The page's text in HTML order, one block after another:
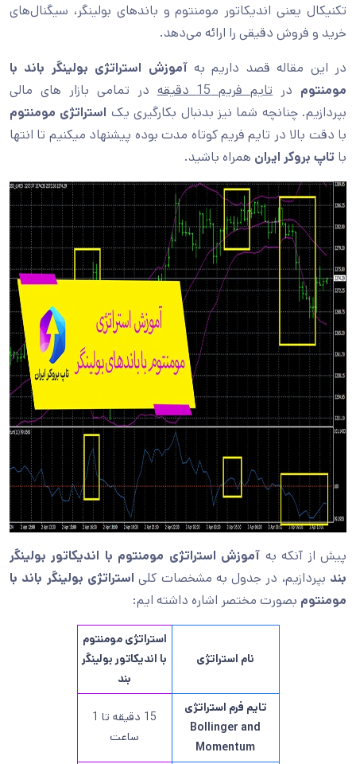
تکنیکال یعنی اندیکاتور مومنتوم و باندهای بولینگر، سیگنال‌های
خرید و فروش دقیقی را ارائه می‌دهد.
در این مقاله قصد داریم بهآموزش استراتژی بولینگر باند با
مومنتوم درتایم فریم 15 دقیقه
در تمامی بازار های مالی
بپردازیم. چنانچه شما نیز بدنبال بکارگیری یک استراتژی مومنتوم
با دقت بالا در تایم فریم کوتاه مدت بوده پیشنهاد میکنیم تا انتها
با تاپ بروکر ایران همراه باشید.
پیش از آنکه به آموزش استراتژی مومنتوم با اندیکاتور بولینگر
بند بپردازیم، در جدول به مشخصات کلیاستراتژی بولینگر باند با
مومنتوم بصورت مختصر اشاره داشته ایم:
نام استراتژی
استراتژی مومنتوم
با اندیکاتور بولینگر
بند
تایم فرم استراتژی
Bollinger and
Momentum
15 دقیقه تا 1
ساعت